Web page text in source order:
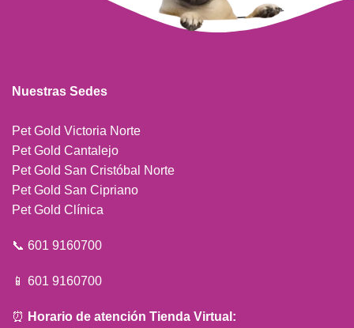
Nuestras Sedes
Pet Gold Victoria Norte
Pet Gold Cantalejo
Pet Gold San Cristóbal Norte
Pet Gold San Cipriano
Pet Gold Clínica
📞 601 9160700
📱 601 9160700
⏰ Horario de atención Tienda Virtual: